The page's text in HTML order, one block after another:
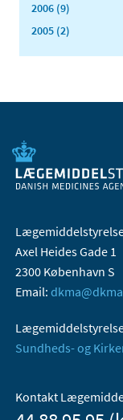
2006 (9)
2005 (2)
Axel Heides Gade 1
2300 København S
Email:
Sundheds- og
Kontakt